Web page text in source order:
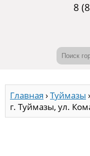
8
Главная ›Туймазы ›
г. Туймазы, ул.